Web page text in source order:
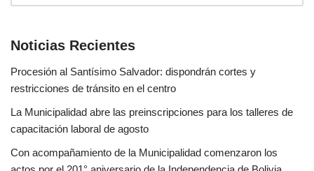
Noticias Recientes
Procesión al Santísimo Salvador: dispondrán cortes y
restricciones de tránsito en el centro
La Municipalidad abre las preinscripciones para los talleres de
capacitación laboral de agosto
Con acompañamiento de la Municipalidad comenzaron los